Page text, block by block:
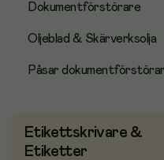
Dokumentförstörare
Oljeblad & Skärverksolja
Påsar
Etikettskrivare &
Etiketter